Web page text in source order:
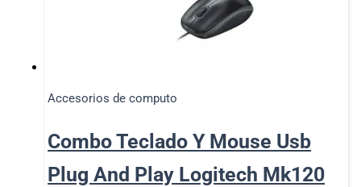
Accesorios de computo
Combo Teclado Y Mouse Usb
Plug And Play Logitech Mk120